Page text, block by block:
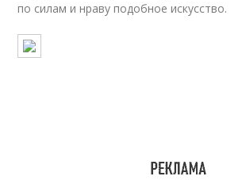
по силам и нраву подобное искусство.